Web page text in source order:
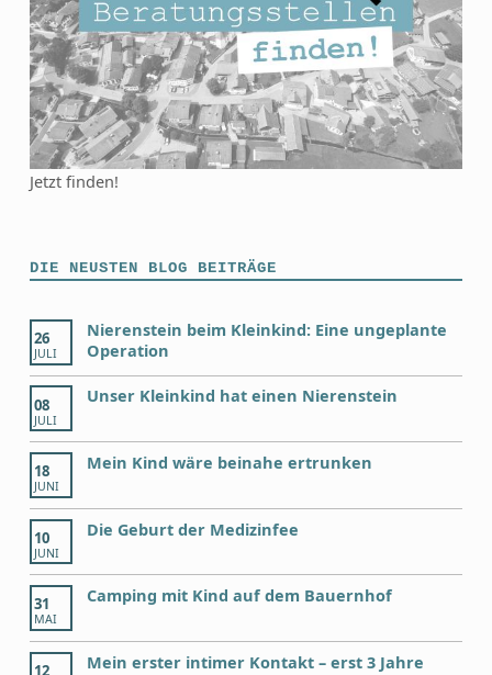
Jetzt finden!
DIE NEUSTEN BLOG BEITRÄGE
26
JULI
Nierenstein beim Kleinkind: Eine ungeplante
Operation
08
JULI
Unser Kleinkind hat einen Nierenstein
18
JUNI
Mein Kind wäre beinahe ertrunken
10
JUNI
Die Geburt der Medizinfee
31
MAI
Camping mit Kind auf dem Bauernhof
12
Mein erster intimer Kontakt – erst 3 Jahre